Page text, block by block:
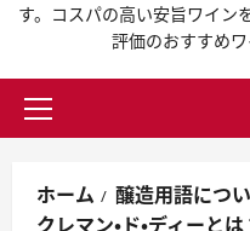
す。コスパの高い安旨ワイン
評価のおすすめワ
メ
メ
ホーム
醸造用語につ
クレマン・ド・ディーと